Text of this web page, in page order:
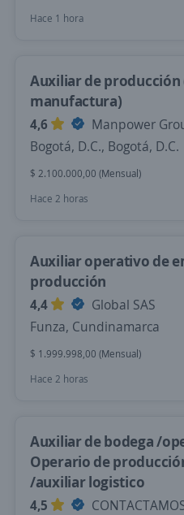
Hace 1 hora
Auxiliar de producción
manufactura)
4,6
Manpower
Bogotá, D.C., Bogotá, D.C.
$ 2.100.000,00 (Mensual)
Hace 2 horas
Auxiliar operativo de
producción
4,4
Global SAS
Funza, Cundinamarca
$ 1.999.998,00 (Mensual)
Hace 2 horas
Auxiliar de bodega /
Operario de
/auxiliar logistico
4,5